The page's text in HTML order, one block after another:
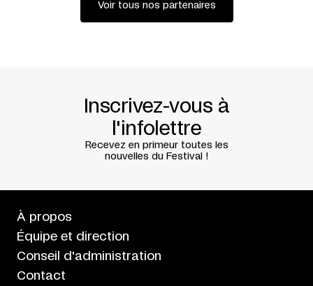
Voir tous nos partenaires
Inscrivez-vous à
l'infolettre
Recevez en primeur toutes les
nouvelles du Festival !
À propos
Équipe et direction
Conseil d'administration
Contact